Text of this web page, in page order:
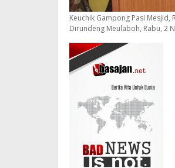
Keuchik Gampong Pasi
Dirundeng Meulaboh, Rabu, 2